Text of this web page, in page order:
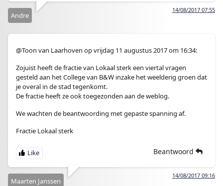
14/08/2017 07:55
Andre
@Toon van Laarhoven op vrijdag 11 augustus 2017 om 16:34:
Zojuist heeft de fractie van Lokaal sterk een viertal vragen
gesteld aan het College van B&W inzake het weelderig groen dat
je overal in de stad tegenkomt.
De fractie heeft ze ook toegezonden aan de weblog.
We wachten de beantwoording met gepaste spanning af.
Fractie Lokaal sterk
Beantwoord
14/08/2017 09:16
Maarten Janssen